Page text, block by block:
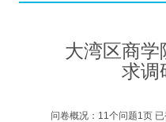
大湾区商学
求调
问卷概况： 11个问题1页 已